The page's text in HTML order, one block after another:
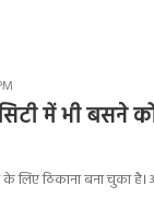
में भी बसने
लिए ठिकाना बना चुका